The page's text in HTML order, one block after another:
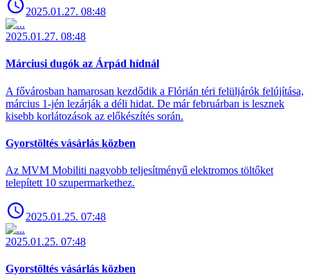
2025.01.27. 08:48
2025.01.27. 08:48
Márciusi dugók az Árpád hídnál
A fővárosban hamarosan kezdődik a Flórián téri felüljárók felújítása,
március 1-jén lezárják a déli hidat. De már februárban is lesznek
kisebb korlátozások az előkészítés során.
Gyorstöltés vásárlás közben
Az MVM Mobiliti nagyobb teljesítményű elektromos töltőket
telepített 10 szupermarkethez.
2025.01.25. 07:48
2025.01.25. 07:48
Gyorstöltés vásárlás közben